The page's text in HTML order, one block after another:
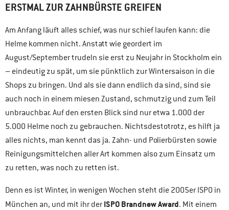
ERSTMAL ZUR ZAHNBÜRSTE GREIFEN
Am Anfang läuft alles schief, was nur schief laufen kann: die
Helme kommen nicht. Anstatt wie geordert im
August/September trudeln sie erst zu Neujahr in Stockholm ein
– eindeutig zu spät, um sie pünktlich zur Wintersaison in die
Shops zu bringen. Und als sie dann endlich da sind, sind sie
auch noch in einem miesen Zustand, schmutzig und zum Teil
unbrauchbar. Auf den ersten Blick sind nur etwa 1.000 der
5.000 Helme noch zu gebrauchen. Nichtsdestotrotz, es hilft ja
alles nichts, man kennt das ja. Zahn- und Polierbürsten sowie
Reinigungsmittelchen aller Art kommen also zum Einsatz um
zu retten, was noch zu retten ist.
Denn es ist Winter, in wenigen Wochen steht die 2005er ISPO in
München an, und mit ihr der ISPO Brandnew Award. Mit einem